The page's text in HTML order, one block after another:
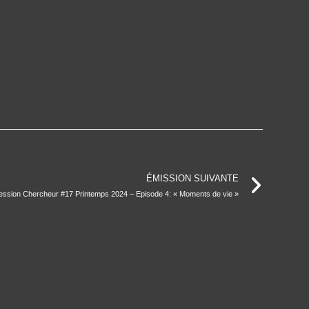
ÉMISSION SUIVANTE
Chercheur #17 Printemps 2024 – Episode 4: « Moments de vie »